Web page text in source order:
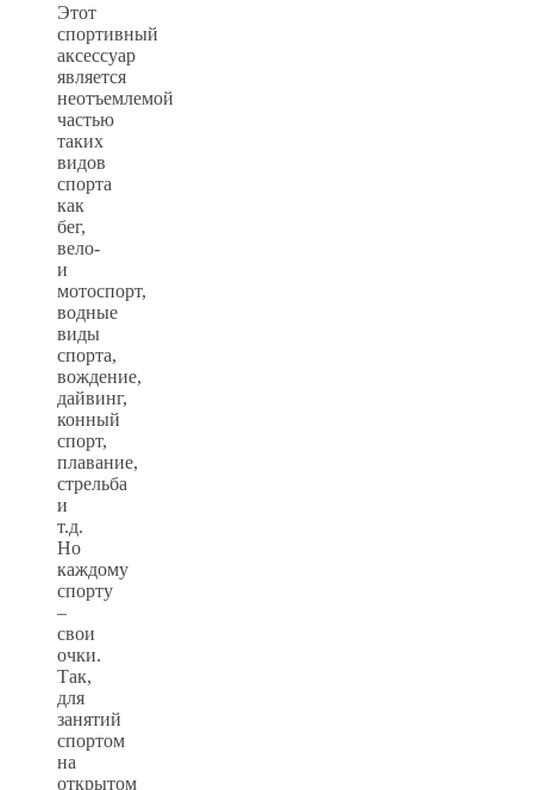
Этот
спортивный
аксессуар
является
неотъемлемой
частью
таких
видов
спорта
как
бег,
вело-
и
мотоспорт,
водные
виды
спорта,
вождение,
дайвинг,
конный
спорт,
плавание,
стрельба
и
т.д.
Но
каждому
спорту
–
свои
очки.
Так,
для
занятий
спортом
на
открытом